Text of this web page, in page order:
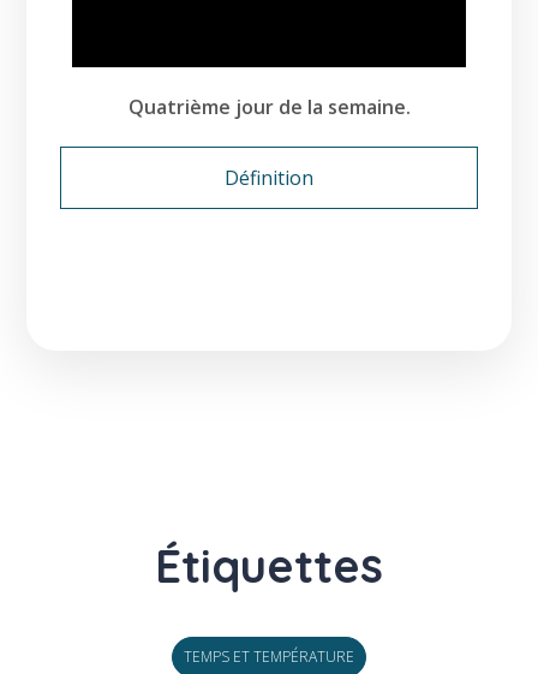
Définition
Quatrième jour de la semaine.
Étiquettes
TEMPS ET TEMPÉRATURE